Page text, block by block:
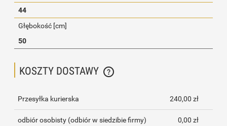
44
Głębokość [cm]
50
KOSZTY DOSTAWY
CENA NIE ZAWIERA EWENTUALNYCH KOSZTÓW PŁATNOŚCI
Przesyłka kurierska 240,00 zł
odbiór osobisty (odbiór w siedzibie firmy) 0,00 zł